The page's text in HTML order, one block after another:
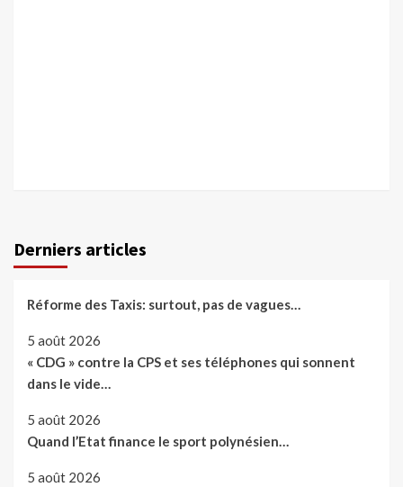
Derniers articles
Réforme des Taxis: surtout, pas de vagues…
5 août 2026
« CDG » contre la CPS et ses téléphones qui sonnent
dans le vide…
5 août 2026
Quand l’Etat finance le sport polynésien…
5 août 2026